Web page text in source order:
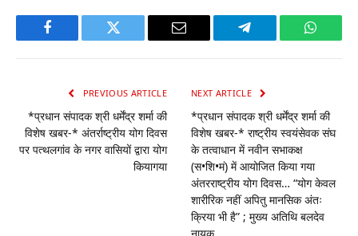
Facebook Twitter Email Telegram
PREVIOUS ARTICLE
*प्रधान संपादक श्री धर्मेंद्र शर्मा की
विशेष खबर-* अंतर्राष्ट्रीय योग दिवस
पर पत्थलगांव के नगर वासियों द्वारा योग
कियागया
NEXT ARTICLE
*प्रधान संपादक श्री धर्मेंद्र शर्मा की
विशेष खबर-* राष्ट्रीय स्वयंसेवक संघ
के तत्वाधान में नवीन सभाकक्ष
(स•शि•मं) में आयोजित किया गया
अंतरराष्ट्रीय योग दिवस… “योग केवल
शारीरिक नहीं अपितु मानसिक अंतः
क्रिया भी है” ; मुख्य अतिथि बलदेव